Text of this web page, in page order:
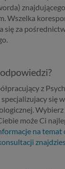
Wszelka
się za
z
się
może Ci
na temat
przetwarzania do
której jesteś
stronach
z Tobą
do
zakładasz u nas
konta
danych
danych
Bez tej
Ci usługi, a Ty